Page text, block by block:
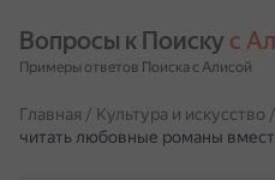
Вопросы к Поиску с
Примеры ответов Поиска с Алисой
Главная / Культура и искусство /
читать любовные романы